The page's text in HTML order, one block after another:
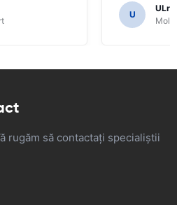
U
rugăm să contactați specialiștii